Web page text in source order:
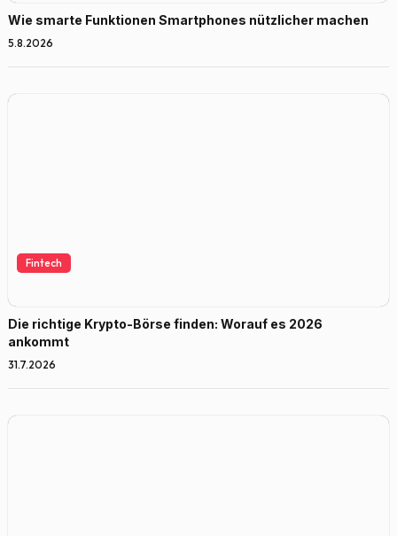
Wie smarte Funktionen Smartphones nützlicher machen
5.8.2026
Fintech
Die richtige Krypto-Börse finden: Worauf es 2026
ankommt
31.7.2026